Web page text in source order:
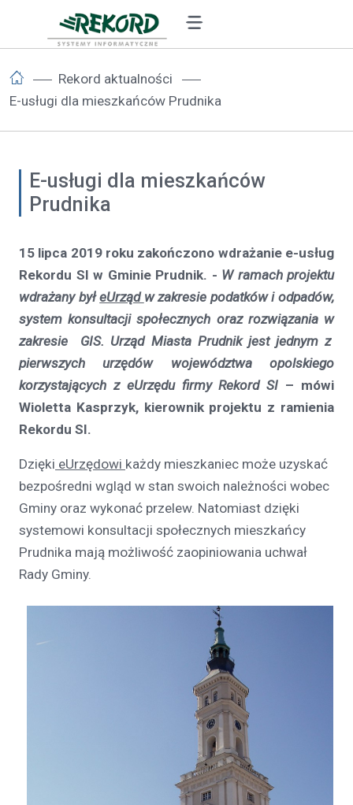
Rekord aktualności
E-usługi dla mieszkańców Prudnika
E-usługi dla mieszkańców
Prudnika
15 lipca 2019 roku zakończono wdrażanie e-usług
Rekordu SI w Gminie Prudnik. - W ramach projektu
wdrażany byłeUrząd w zakresie podatków i odpadów,
system konsultacji społecznych oraz rozwiązania w
zakresie GIS. Urząd Miasta Prudnik jest jednym z
pierwszych urzędów województwa opolskiego
korzystających z eUrzędu firmy Rekord SI – mówi
Wioletta Kasprzyk, kierownik projektu z ramienia
Rekordu SI.
Dzięki eUrzędowi każdy mieszkaniec może uzyskać
bezpośredni wgląd w stan swoich należności wobec
Gminy oraz wykonać przelew. Natomiast dzięki
systemowi konsultacji społecznych mieszkańcy
Prudnika mają możliwość zaopiniowania uchwał
Rady Gminy.